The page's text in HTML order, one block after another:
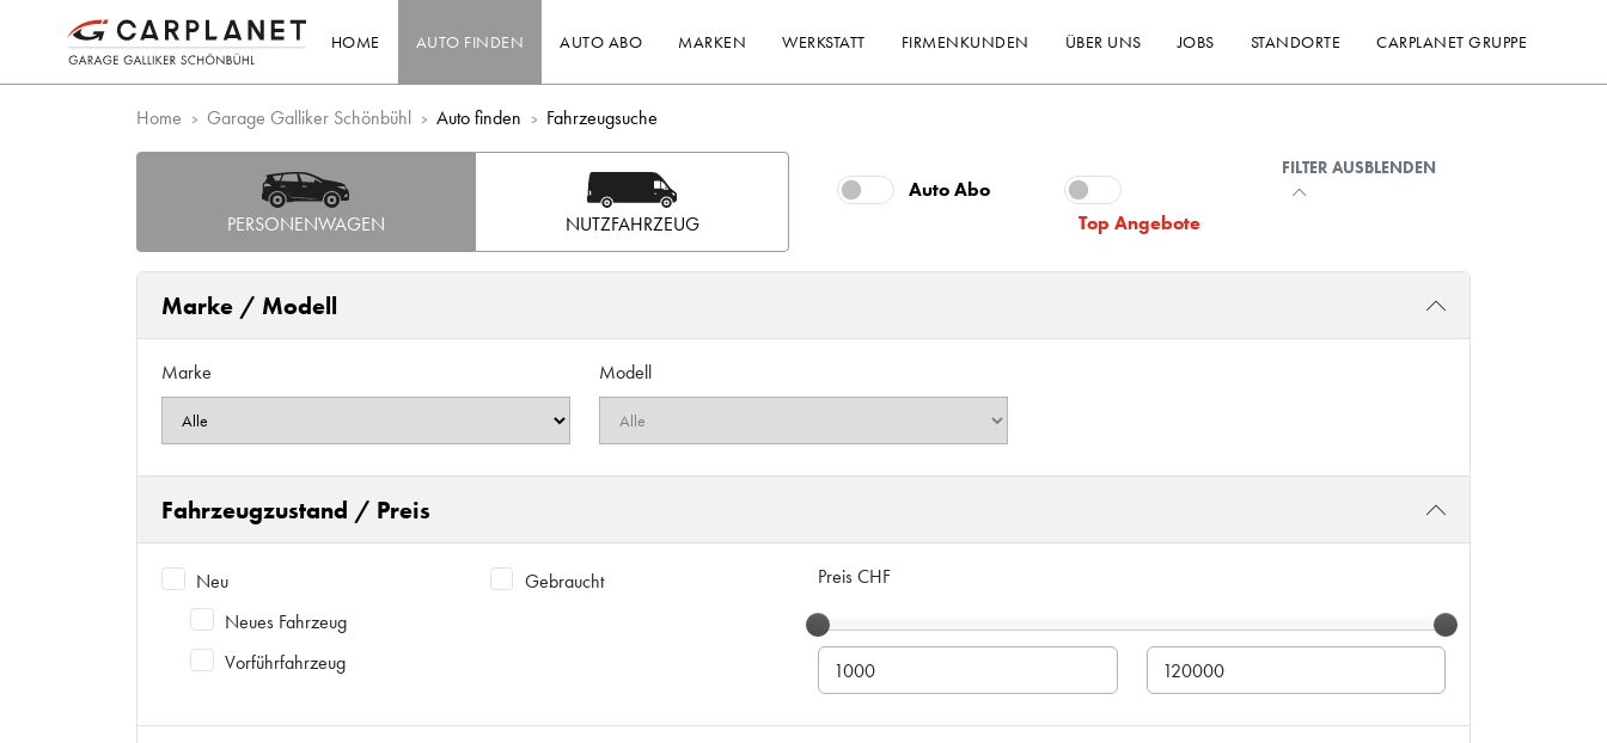
HOME AUTO FINDEN AUTO ABO MARKEN WERKSTATT FIRMENKUNDEN ÜBER UNS JOBS STANDORTE CARPLANET GRUPPE
Home Garage Galliker Schönbühl Auto finden Fahrzeugsuche
PERSONENWAGEN NUTZFAHRZEUG
Auto Abo
Top Angebote
FILTER AUSBLENDEN
Marke / Modell
Marke Modell
Fahrzeugzustand / Preis
Neu
Neues Fahrzeug
Vorführfahrzeug
Gebraucht Preis CHF